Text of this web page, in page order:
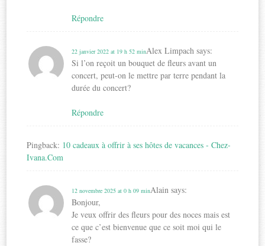
Répondre
Alex Limpach says:
22 janvier 2022 at 19 h 52 min
Si l’on reçoit un bouquet de fleurs avant un
concert, peut-on le mettre par terre pendant la
durée du concert?
Répondre
Pingback: 10 cadeaux à offrir à ses hôtes de vacances - Chez-
Ivana.Com
Alain says:
12 novembre 2025 at 0 h 09 min
Bonjour,
Je veux offrir des fleurs pour des noces mais est
ce que c’est bienvenue que ce soit moi qui le
fasse?